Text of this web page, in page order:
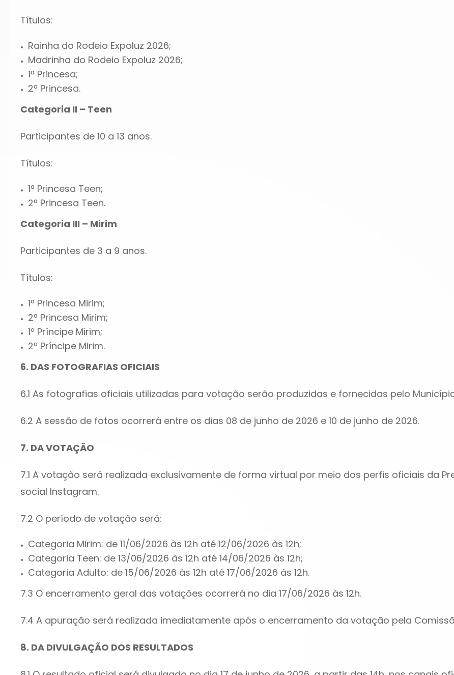
Títulos:
Rainha do Rodeio Expoluz 2026;
Madrinha do Rodeio Expoluz 2026;
1ª Princesa;
2ª Princesa.
Categoria II – Teen
Participantes de 10 a 13 anos.
Títulos:
1ª Princesa Teen;
2ª Princesa Teen.
Categoria III – Mirim
Participantes de 3 a 9 anos.
Títulos:
1ª Princesa Mirim;
2ª Princesa Mirim;
1º Príncipe Mirim;
2º Príncipe Mirim.
6. DAS FOTOGRAFIAS OFICIAIS
6.1 As fotografias oficiais utilizadas para votação serão produzidas e fornecidas pelo
6.2 A sessão de fotos ocorrerá entre os dias 08 de junho de 2026 e 10 de junho de 2026.
7. DA VOTAÇÃO
7.1 A votação será realizada exclusivamente de forma virtual por meio dos perfis oficiais da
social Instagram.
7.2 O período de votação será:
Categoria Mirim: de 11/06/2026 às 12h até 12/06/2026 às 12h;
Categoria Teen: de 13/06/2026 às 12h até 14/06/2026 às 12h;
Categoria Adulto: de 15/06/2026 às 12h até 17/06/2026 às 12h.
7.3 O encerramento geral das votações ocorrerá no dia 17/06/2026 às 12h.
7.4 A apuração será realizada imediatamente após o encerramento da votação pela
8. DA DIVULGAÇÃO DOS RESULTADOS